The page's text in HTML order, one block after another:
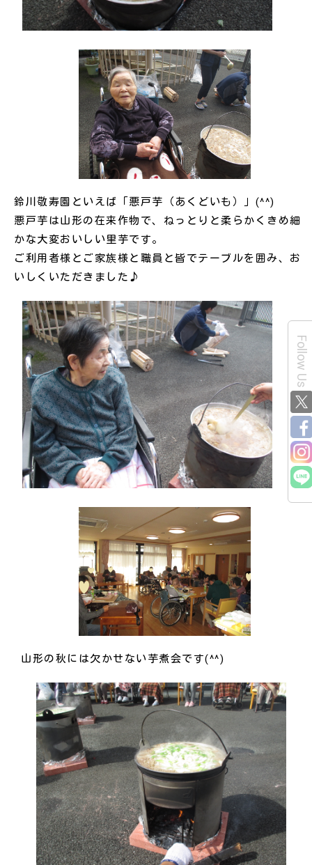
鈴川敬寿園といえば「悪戸芋（あくどいも）」(^^)
悪戸芋は山形の在来作物で、ねっとりと柔らかくきめ細
かな大変おいしい里芋です。
ご利用者様とご家族様と職員と皆でテーブルを囲み、お
いしくいただきました♪
山形の秋には欠かせない芋煮会です(^^)
Follow Us